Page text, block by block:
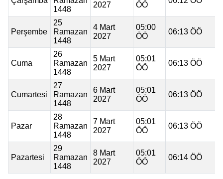
1448
2027 ÖÖ
Perşembe
25
Ramazan
1448
4 Mart
2027
05:00
ÖÖ
06:13 ÖÖ
Cuma
26
Ramazan
1448
5 Mart
2027
05:01
ÖÖ
06:13 ÖÖ
Cumartesi
27
Ramazan
1448
6 Mart
2027
05:01
ÖÖ
06:13 ÖÖ
Pazar
28
Ramazan
1448
7 Mart
2027
05:01
ÖÖ
06:13 ÖÖ
Pazartesi
29
Ramazan
1448
8 Mart
2027
05:01
ÖÖ
06:14 ÖÖ